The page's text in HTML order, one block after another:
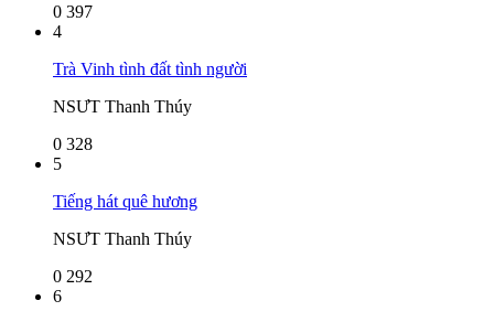
0 397
4
Trà Vinh tình đất tình người
NSƯT Thanh Thúy
0 328
5
Tiếng hát quê hương
NSƯT Thanh Thúy
0 292
6